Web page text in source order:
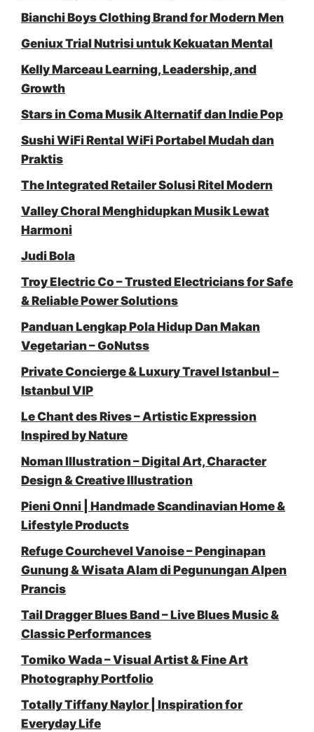
Bianchi Boys Clothing Brand for Modern Men
Geniux Trial Nutrisi untuk Kekuatan Mental
Kelly Marceau Learning, Leadership, and
Growth
Stars in Coma Musik Alternatif dan Indie Pop
Sushi WiFi Rental WiFi Portabel Mudah dan
Praktis
The Integrated Retailer Solusi Ritel Modern
Valley Choral Menghidupkan Musik Lewat
Harmoni
Judi Bola
Troy Electric Co – Trusted Electricians for Safe
& Reliable Power Solutions
Panduan Lengkap Pola Hidup Dan Makan
Vegetarian – GoNutss
Private Concierge & Luxury Travel Istanbul –
Istanbul VIP
Le Chant des Rives – Artistic Expression
Inspired by Nature
Noman Illustration – Digital Art, Character
Design & Creative Illustration
Pieni Onni | Handmade Scandinavian Home &
Lifestyle Products
Refuge Courchevel Vanoise – Penginapan
Gunung & Wisata Alam di Pegunungan Alpen
Prancis
Tail Dragger Blues Band – Live Blues Music &
Classic Performances
Tomiko Wada – Visual Artist & Fine Art
Photography Portfolio
Totally Tiffany Naylor | Inspiration for
Everyday Life